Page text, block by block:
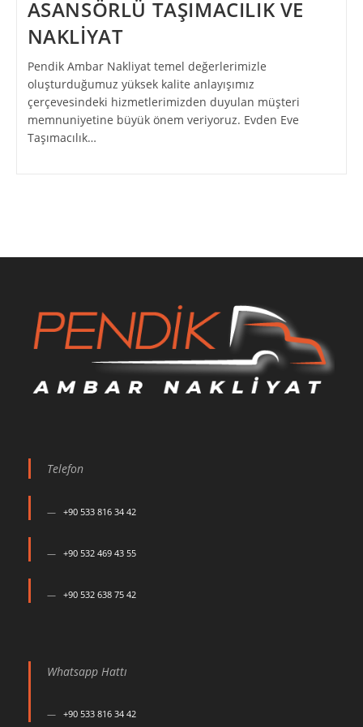
ASANSÖRLÜ TAŞIMACILIK VE
NAKLİYAT
Pendik Ambar Nakliyat temel değerlerimizle
oluşturduğumuz yüksek kalite anlayışımız
çerçevesindeki hizmetlerimizden duyulan müşteri
memnuniyetine büyük önem veriyoruz. Evden Eve
Taşımacılık…
Telefon
+90 533 816 34 42
+90 532 469 43 55
+90 532 638 75 42
Whatsapp Hattı
+90 533 816 34 42